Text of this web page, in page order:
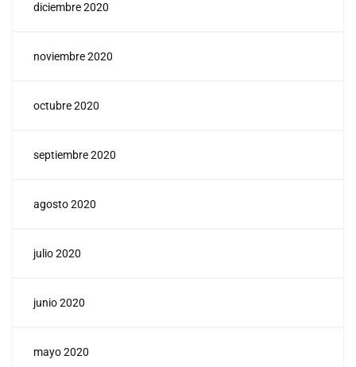
diciembre 2020
noviembre 2020
octubre 2020
septiembre 2020
agosto 2020
julio 2020
junio 2020
mayo 2020